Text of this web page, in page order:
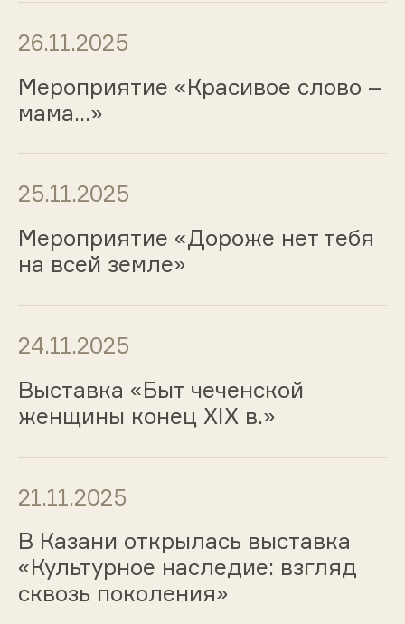
26.11.2025
Мероприятие «Красивое слово –
мама…»
25.11.2025
Мероприятие «Дороже нет тебя
на всей земле»
24.11.2025
Выставка «Быт чеченской
женщины конец XIX в.»
21.11.2025
В Казани открылась выставка
«Культурное наследие: взгляд
сквозь поколения»